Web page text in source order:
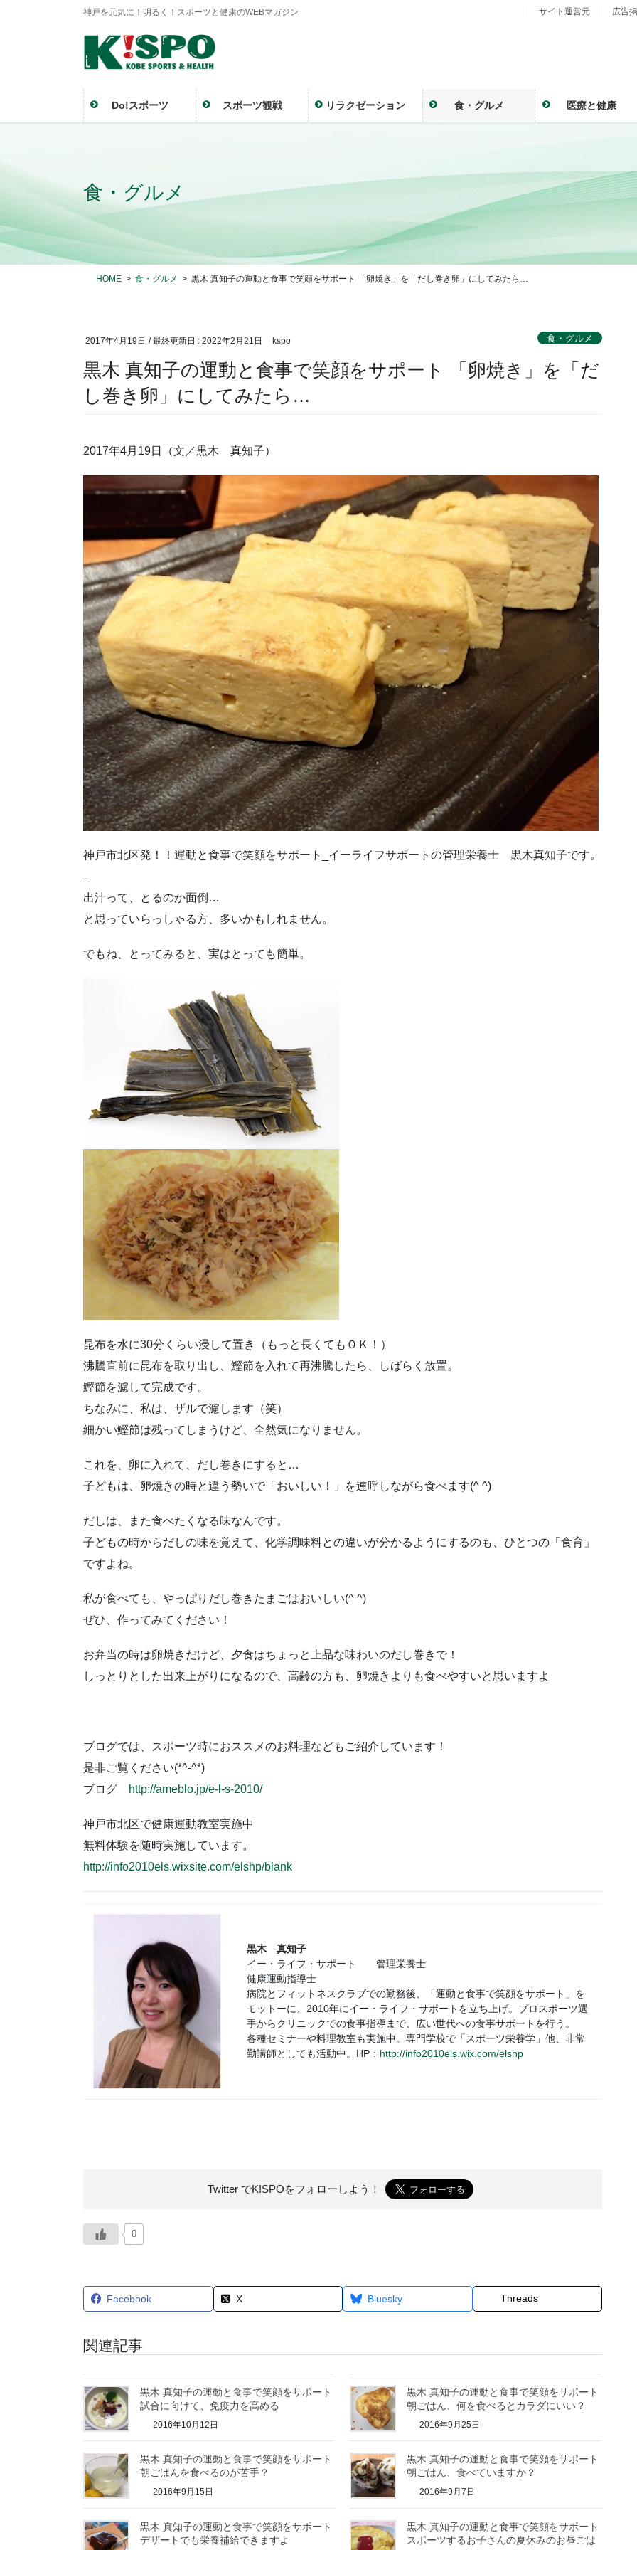
神戸を元気に！明るく！スポーツと健康のWEBマガジン サイト運営元 広告
Do!スポーツ スポーツ観戦 リラクゼーション 食・グルメ 医療と健康
食・グルメ
HOME 食・グルメ 黒木 真知子の運動と食事で笑顔をサポート 「卵焼き」を「だし巻き卵」にしてみたら…
2017年4月19日 / 最終更新日 : 2022年2月21日 kspo 食・グルメ
黒木 真知子の運動と食事で笑顔をサポート 「卵焼き」を「だ
し巻き卵」にしてみたら…
2017年4月19日（文／黒木 真知子）
神戸市北区発！！運動と食事で笑顔をサポート_イーライフサポートの管理栄養士 黒木真知子です。
出汁って、とるのか面倒…
と思っていらっしゃる方、多いかもしれません。
でもね、とってみると、実はとっても簡単。
昆布を水に30分くらい浸して置き（もっと長くてもＯＫ！）
沸騰直前に昆布を取り出し、鰹節を入れて再沸騰したら、しばらく放置。
鰹節を濾して完成です。
ちなみに、私は、ザルで濾します（笑）
細かい鰹節は残ってしまうけど、全然気になりません。
これを、卵に入れて、だし巻きにすると…
子どもは、卵焼きの時と違う勢いで「おいしい！」を連呼しながら食べます(^ ^)
だしは、また食べたくなる味なんです。
子どもの時からだしの味を覚えて、化学調味料との違いが分かるようにするのも、ひとつの「食育」
ですよね。
私が食べても、やっぱりだし巻きたまごはおいしい(^ ^)
ぜひ、作ってみてください！
お弁当の時は卵焼きだけど、夕食はちょっと上品な味わいのだし巻きで！
しっとりとした出来上がりになるので、高齢の方も、卵焼きよりも食べやすいと思いますよ
ブログでは、スポーツ時におススメのお料理などもご紹介しています！
是非ご覧ください(*^-^*)
ブログ
http://ameblo.jp/e-l-s-2010/
神戸市北区で健康運動教室実施中
無料体験を随時実施しています。
http://info2010els.wixsite.com/elshp/blank
黒木 真知子
イー・ライフ・サポート 管理栄養士
健康運動指導士
病院とフィットネスクラブでの勤務後、「運動と食事で笑顔をサポート」を
モットーに、2010年にイー・ライフ・サポートを立ち上げ。プロスポーツ選
手からクリニックでの食事指導まで、広い世代への食事サポートを行う。
各種セミナーや料理教室も実施中。専門学校で「スポーツ栄養学」他、非常
勤講師としても活動中。HP： http://info2010els.wix.com/elshp
Twitter でK!SPOをフォローしよう！
0
Facebook X Bluesky Threads
関連記事
黒木 真知子の運動と食事で笑顔をサポート
試合に向けて、免疫力を高める
2016年10月12日
黒木 真知子の運動と食事で笑顔をサポート
朝ごはん、何を食べるとカラダにいい？
2016年9月25日
黒木 真知子の運動と食事で笑顔をサポート
朝ごはんを食べるのが苦手？
2016年9月15日
黒木 真知子の運動と食事で笑顔をサポート
朝ごはん、食べていますか？
2016年9月7日
黒木 真知子の運動と食事で笑顔をサポート
デザートでも栄養補給できますよ
黒木 真知子の運動と食事で笑顔をサポート
スポーツするお子さんの夏休みのお昼ごは